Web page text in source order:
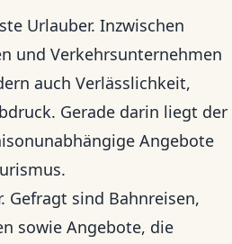
Urlauber. Inzwischen
und Verkehrsunternehmen
auch Verlässlichkeit,
Gerade darin liegt der
Angebote
Gefragt sind Bahnreisen,
sowie Angebote, die